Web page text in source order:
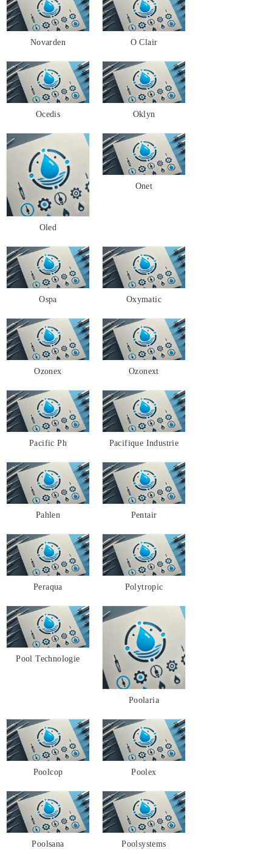
Novarden O Clair
Ocedis Oklyn
Oled
Onet
Ospa Oxymatic
Ozonex Ozonext
Pacific Ph Pacifique Industrie
Pahlen Pentair
Peraqua Polytropic
Pool Technologie
Poolaria
Poolcop Poolex
Poolsana Poolsystems